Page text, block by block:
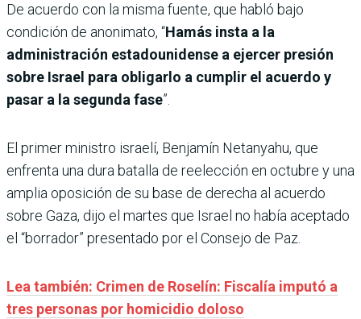
De acuerdo con la misma fuente, que habló bajo
condición de anonimato, “Hamás insta a la
administración estadounidense a ejercer presión
sobre Israel para obligarlo a cumplir el acuerdo y
pasar a la segunda fase”.
El primer ministro israelí, Benjamín Netanyahu, que
enfrenta una dura batalla de reelección en octubre y una
amplia oposición de su base de derecha al acuerdo
sobre Gaza, dijo el martes que Israel no había aceptado
el “borrador” presentado por el Consejo de Paz.
Lea también: Crimen de Roselín: Fiscalía imputó a
tres personas por homicidio doloso